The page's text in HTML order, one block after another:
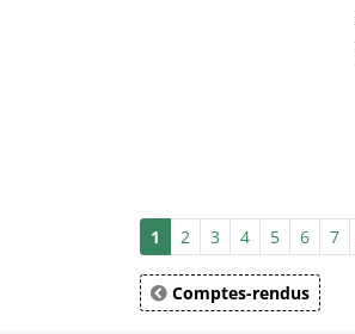
1 2 3 4 5 6 7
Comptes-rendus